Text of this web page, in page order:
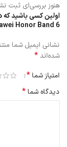
هنوز بررسی‌ای ثبت
اولین کسی باشید
Honor Band 6”
نشانی ایمیل شما
شده‌اند*
امتیاز شما*
دیدگاه شما*